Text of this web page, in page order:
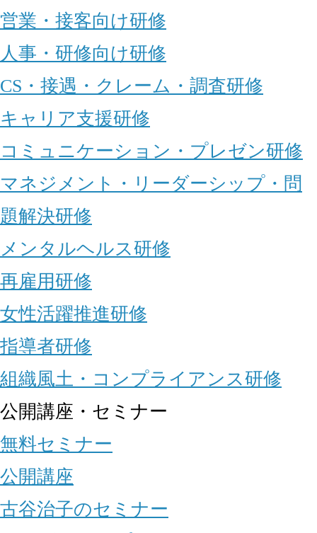
営業・接客向け研修
人事・研修向け研修
CS・接遇・クレーム・調査研修
キャリア支援研修
コミュニケーション・プレゼン研修
マネジメント・リーダーシップ・問
題解決研修
メンタルヘルス研修
再雇用研修
女性活躍推進研修
指導者研修
組織風土・コンプライアンス研修
公開講座・セミナー
無料セミナー
公開講座
古谷治子のセミナー